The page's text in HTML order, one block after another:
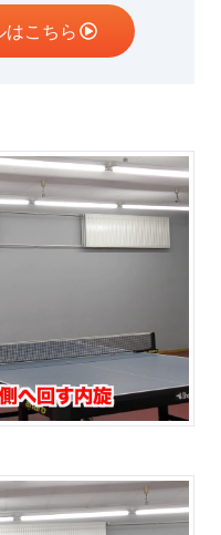
はこちら